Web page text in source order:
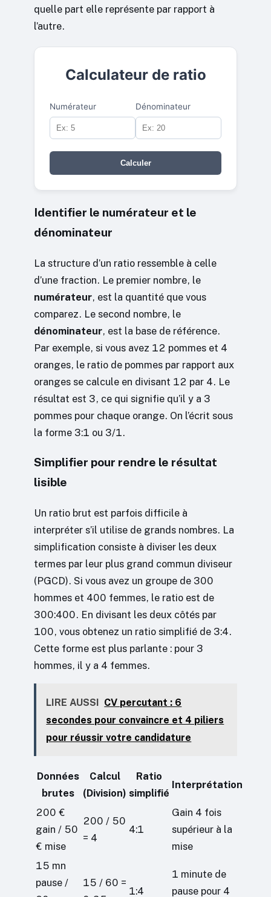
quelle part elle représente par rapport à
l’autre.
Calculateur de ratio
Numérateur Dénominateur
Calculer
Identifier le numérateur et le
dénominateur
La structure d’un ratio ressemble à celle
d’une fraction. Le premier nombre, le
numérateur, est la quantité que vous
comparez. Le second nombre, le
dénominateur, est la base de référence.
Par exemple, si vous avez 12 pommes et 4
oranges, le ratio de pommes par rapport aux
oranges se calcule en divisant 12 par 4. Le
résultat est 3, ce qui signifie qu’il y a 3
pommes pour chaque orange. On l’écrit sous
la forme 3:1 ou 3/1.
Simplifier pour rendre le résultat
lisible
Un ratio brut est parfois difficile à
interpréter s’il utilise de grands nombres. La
simplification consiste à diviser les deux
termes par leur plus grand commun diviseur
(PGCD). Si vous avez un groupe de 300
hommes et 400 femmes, le ratio est de
300:400. En divisant les deux côtés par
100, vous obtenez un ratio simplifié de 3:4.
Cette forme est plus parlante : pour 3
hommes, il y a 4 femmes.
LIRE AUSSI CV percutant : 6
secondes pour convaincre et 4 piliers
pour réussir votre candidature
Données
brutes
Calcul
(Division)
Ratio
simplifié
Interprétation
200 €
gain / 50
€ mise
200 / 50
= 4
4:1
Gain 4 fois
supérieur à la
mise
15 mn
pause /
15 / 60 =
1:4
1 minute de
pause pour 4